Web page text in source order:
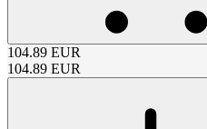
104.89 EUR
104.89 EUR